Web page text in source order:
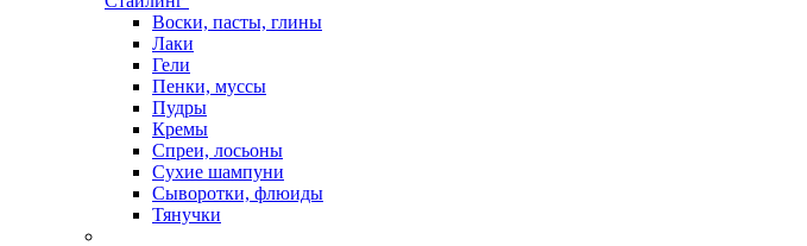
Воски, пасты, глины
Лаки
Гели
Пенки, муссы
Пудры
Кремы
Спреи, лосьоны
Сухие шампуни
Сыворотки, флюиды
Тянучки